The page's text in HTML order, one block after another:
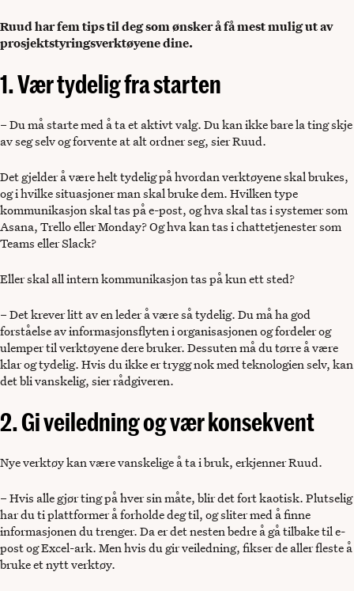
Ruud har fem tips til deg som ønsker å få mest mulig ut av
prosjektstyringsverktøyene dine.
1. Vær tydelig fra starten
– Du må starte med å ta et aktivt valg. Du kan ikke bare la ting skje
av seg selv og forvente at alt ordner seg, sier Ruud.
Det gjelder å være helt tydelig på hvordan verktøyene skal brukes,
og i hvilke situasjoner man skal bruke dem. Hvilken type
kommunikasjon skal tas på e-post, og hva skal tas i systemer som
Asana, Trello eller Monday? Og hva kan tas i chattetjenester som
Teams eller Slack?
Eller skal all intern kommunikasjon tas på kun ett sted?
– Det krever litt av en leder å være så tydelig. Du må ha god
forståelse av informasjonsflyten i organisasjonen og fordeler og
ulemper til verktøyene dere bruker. Dessuten må du tørre å være
klar og tydelig. Hvis du ikke er trygg nok med teknologien selv, kan
det bli vanskelig, sier rådgiveren.
2. Gi veiledning og vær konsekvent
Nye verktøy kan være vanskelige å ta i bruk, erkjenner Ruud.
– Hvis alle gjør ting på hver sin måte, blir det fort kaotisk. Plutselig
har du ti plattformer å forholde deg til, og sliter med å finne
informasjonen du trenger. Da er det nesten bedre å gå tilbake til e-
post og Excel-ark. Men hvis du gir veiledning, fikser de aller fleste å
bruke et nytt verktøy.